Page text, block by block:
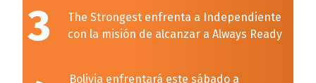
3
The Strongest enfrenta a Independiente
con la misión de alcanzar a Always Ready
Bolivia enfrentará este sábado a